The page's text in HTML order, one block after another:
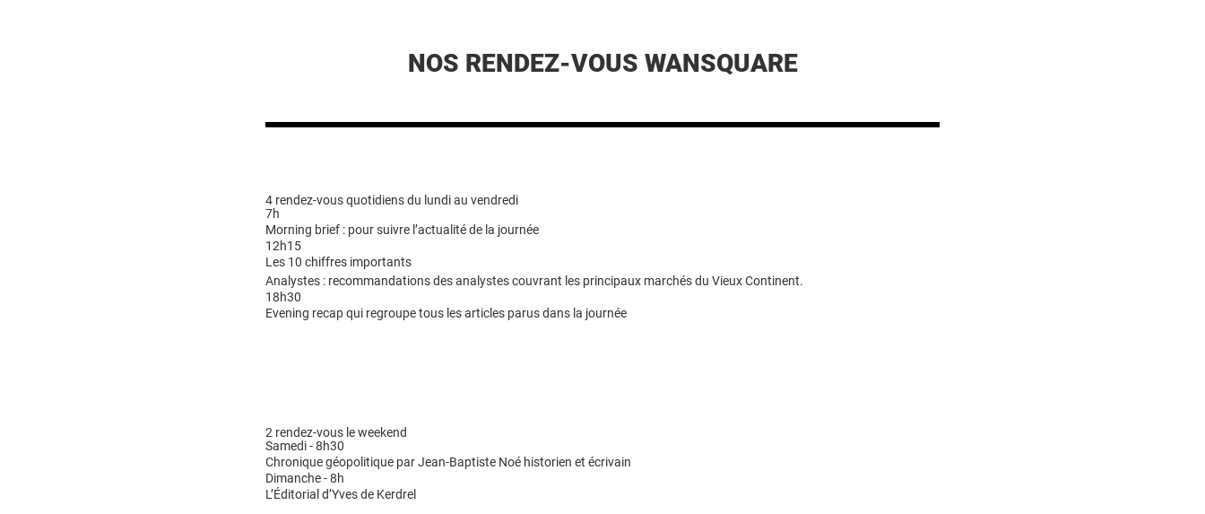
NOS RENDEZ-VOUS WANSQUARE
4 rendez-vous quotidiens du lundi au vendredi
7h
Morning brief : pour suivre l’actualité de la journée
12h15
Les 10 chiffres importants
Analystes : recommandations des analystes couvrant les principaux marchés du Vieux Continent.
18h30
Evening recap qui regroupe tous les articles parus dans la journée
2 rendez-vous le weekend
Samedi - 8h30
Chronique géopolitique par Jean-Baptiste Noé historien et écrivain
Dimanche - 8h
L’Éditorial d’Yves de Kerdrel